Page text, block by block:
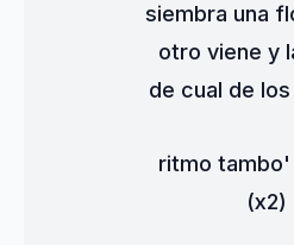
siembra una
otro viene y
de cual de
ritmo
(x2)